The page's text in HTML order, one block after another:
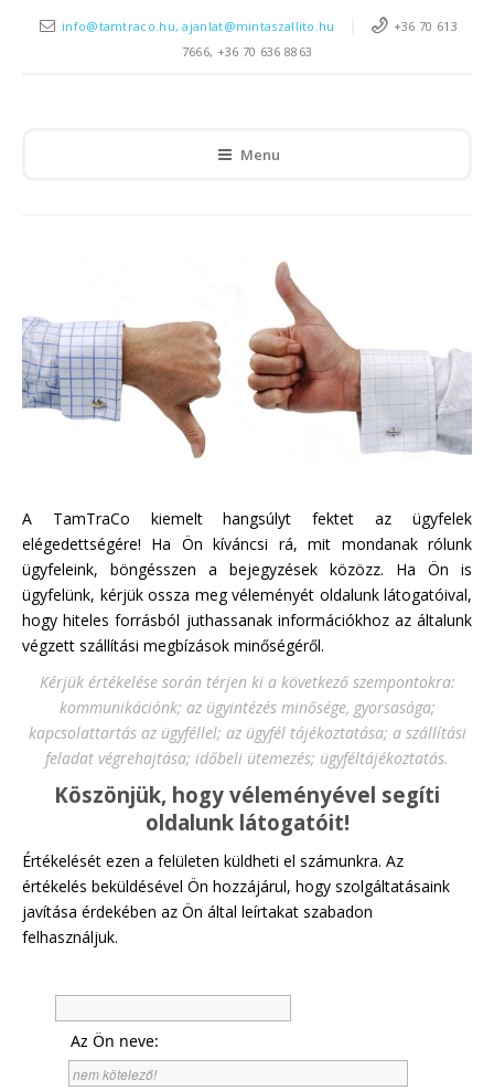
info@tamtraco.hu, ajanlat@mintaszallito.hu
+36 70 613
7666, +36 70 636 8863
Menu
A TamTraCo kiemelt hangsúlyt fektet az ügyfelek
elégedettségére! Ha Ön kíváncsi rá, mit mondanak rólunk
ügyfeleink, böngésszen a bejegyzések közözz. Ha Ön is
ügyfelünk, kérjük ossza meg véleményét oldalunk látogatóival,
hogy hiteles forrásból juthassanak információkhoz az általunk
végzett szállítási megbízások minőségéről.
Kérjük értékelése során térjen ki a következő szempontokra:
kommunikációnk; az ügyintézés minősége, gyorsasága;
kapcsolattartás az ügyféllel; az ügyfél tájékoztatása; a szállítási
feladat végrehajtása; időbeli ütemezés; ügyféltájékoztatás.
Köszönjük, hogy véleményével segíti
oldalunk látogatóit!
Értékelését ezen a felületen küldheti el számunkra. Az
értékelés beküldésével Ön hozzájárul, hogy szolgáltatásaink
javítása érdekében az Ön által leírtakat szabadon
felhasználjuk.
Az Ön neve: